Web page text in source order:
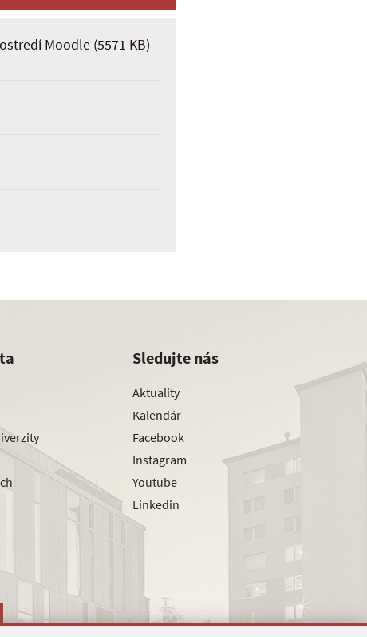
Moodle (5571 KB)
Sledujte nás
Aktuality
Kalendár
Facebook
Instagram
Youtube
Linkedin